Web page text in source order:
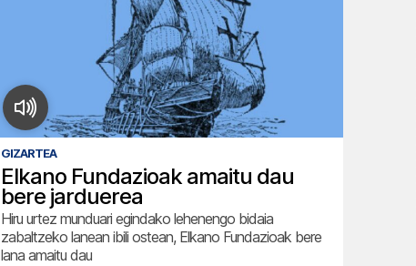
GIZARTEA
Elkano Fundazioak amaitu dau
bere jarduerea
Hiru urtez munduari egindako lehenengo bidaia
zabaltzeko lanean ibili ostean, Elkano Fundazioak bere
lana amaitu dau